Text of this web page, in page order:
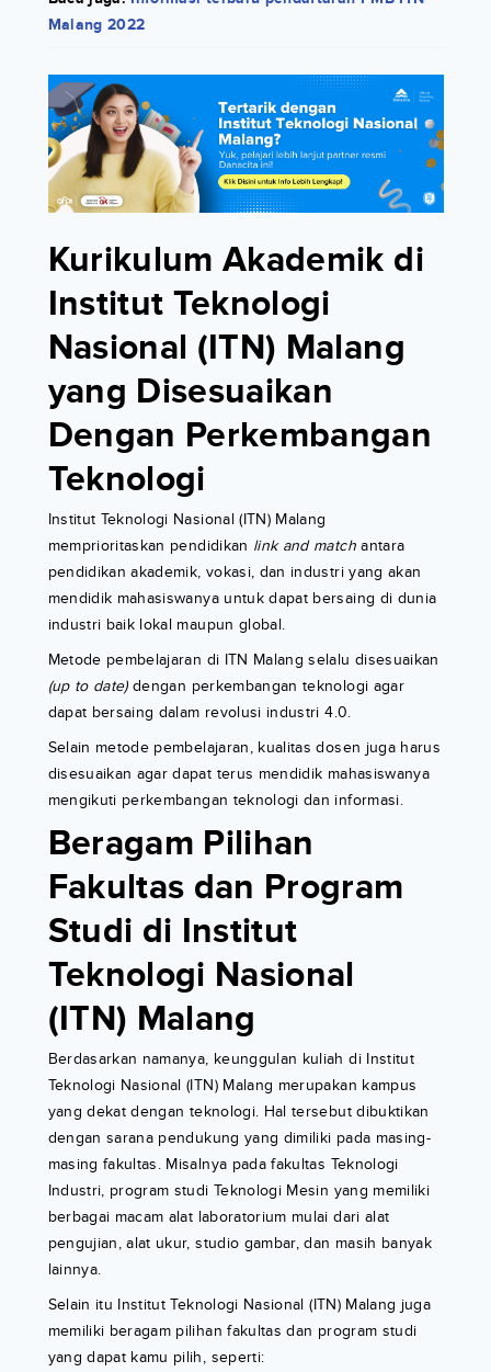
Malang 2022
Kurikulum Akademik di
Institut Teknologi
Nasional (ITN) Malang
yang Disesuaikan
Dengan Perkembangan
Teknologi
Institut Teknologi Nasional (ITN) Malang
memprioritaskan pendidikan link and matchantara
pendidikan akademik, vokasi, dan industri yang akan
mendidik mahasiswanya untuk dapat bersaing di dunia
industri baik lokal maupun global.
Metode pembelajaran di ITN Malang selalu disesuaikan
(up to date)dengan perkembangan teknologi agar
dapat bersaing dalam revolusi industri 4.0.
Selain metode pembelajaran, kualitas dosen juga harus
disesuaikan agar dapat terus mendidik mahasiswanya
mengikuti perkembangan teknologi dan informasi.
Beragam Pilihan
Fakultas dan Program
Studi di Institut
Teknologi Nasional
(ITN) Malang
Berdasarkan namanya, keunggulan kuliah di Institut
Teknologi Nasional (ITN) Malang merupakan kampus
yang dekat dengan teknologi. Hal tersebut dibuktikan
dengan sarana pendukung yang dimiliki pada masing-
masing fakultas. Misalnya pada fakultas Teknologi
Industri, program studi Teknologi Mesin yang memiliki
berbagai macam alat laboratorium mulai dari alat
pengujian, alat ukur, studio gambar, dan masih banyak
lainnya.
Selain itu Institut Teknologi Nasional (ITN) Malang juga
memiliki beragam pilihan fakultas dan program studi
yang dapat kamu pilih, seperti: